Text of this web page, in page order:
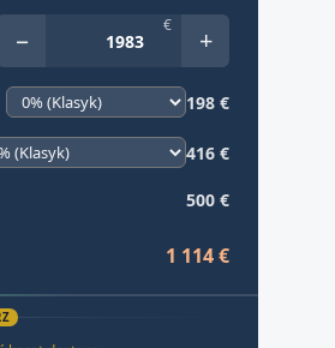
− € +
198 €
416 €
500 €
1 114 €